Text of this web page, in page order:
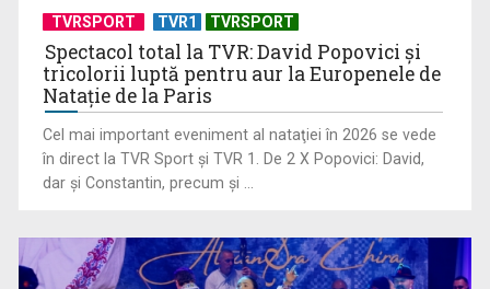
"Robin Hood"-ul serialelor coreene: "Iljimae, hoţul fantomă",
la TVR 1
TVRSPORT TVR1 TVRSPORT
Spectacol total la TVR: David Popovici și
tricolorii luptă pentru aur la Europenele de
Natație de la Paris
Cel mai important eveniment al nataţiei în 2026 se vede
în direct la TVR Sport şi TVR 1. De 2 X Popovici: David,
dar şi Constantin, precum şi ...